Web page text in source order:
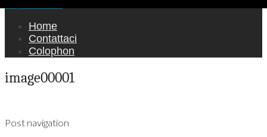
Home
Contattaci
Colophon
image00001
Post navigation